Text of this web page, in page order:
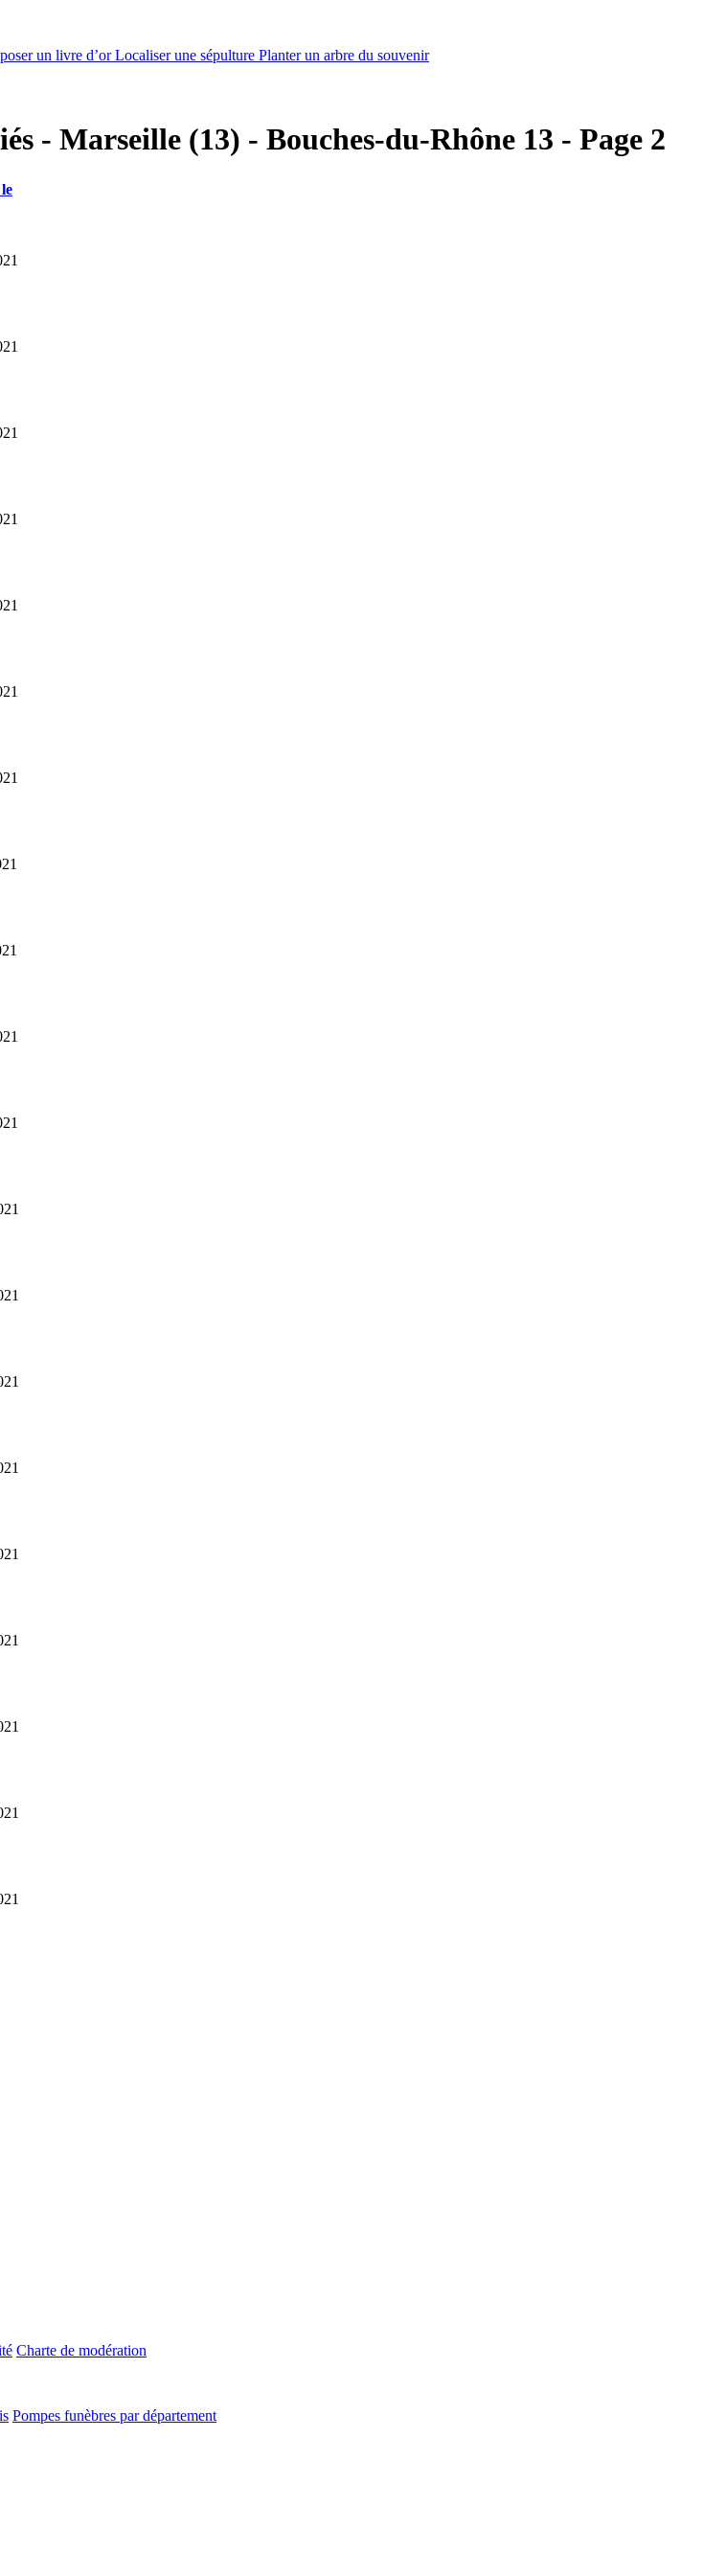
un livre d’orLocaliser une sépulture Planter un arbre du souvenir
- Marseille (13) - Bouches-du-Rhône 13 - Page 2
Charte de modération
Pompes funèbres par département